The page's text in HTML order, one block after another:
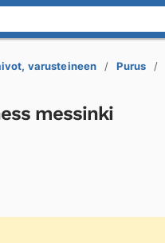
varusteineen Purus
messinki